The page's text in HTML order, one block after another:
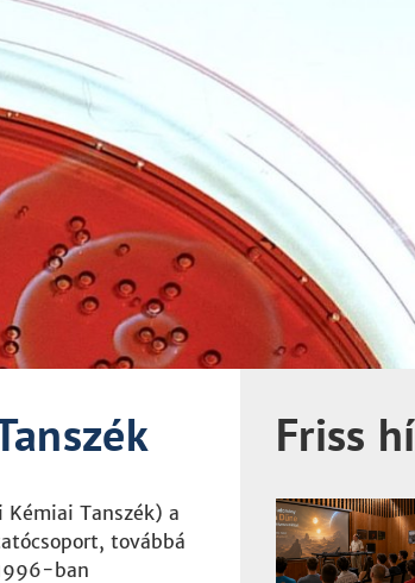
Tanszék) a
továbbá
ban
Friss